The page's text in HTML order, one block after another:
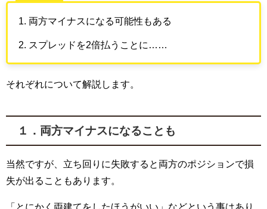
両方マイナスになる可能性もある
スプレッドを2倍払うことに……
それぞれについて解説します。
１．両方マイナスになることも
当然ですが、立ち回りに失敗すると両方のポジションで損
失が出ることもあります。
「とにかく両建てをしたほうがいい」などという事はあり